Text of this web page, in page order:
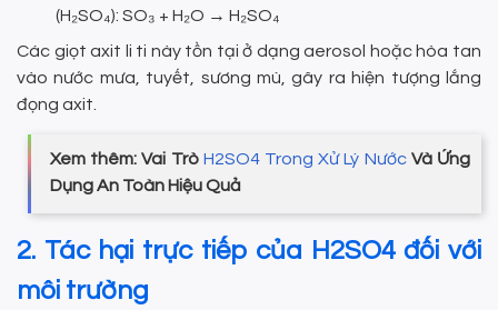
(H₂SO₄): SO₃ + H₂O → H₂SO₄
Các giọt axit li ti này tồn tại ở dạng aerosol hoặc hòa tan
vào nước mưa, tuyết, sương mù, gây ra hiện tượng lắng
đọng axit.
Xem thêm: Vai Trò H2SO4 Trong Xử Lý NướcVà Ứng
Dụng An Toàn Hiệu Quả
2. Tác hại trực tiếp của H2SO4 đối với
môi trường